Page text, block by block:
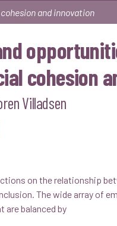
and innovation
cohesion
Villadsen
on the relationship
The wide array of
are balanced by